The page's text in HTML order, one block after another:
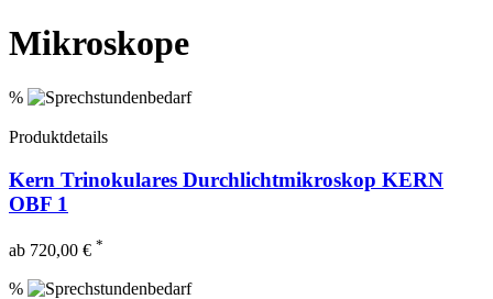
Mikroskope
%
Produktdetails
Kern Trinokulares Durchlichtmikroskop KERN
OBF 1
ab 720,00 € *
%